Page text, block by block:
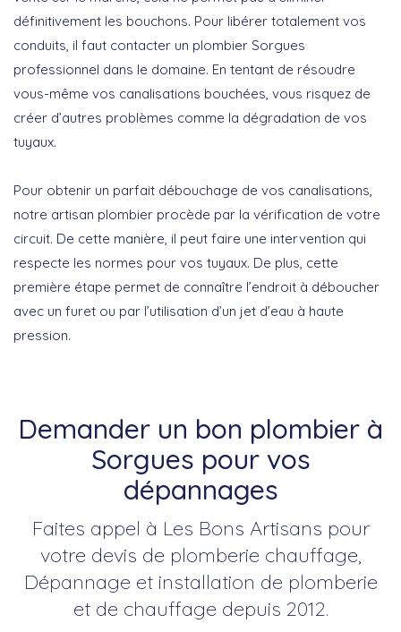
définitivement les bouchons. Pour libérer totalement vos
conduits, il faut contacter un plombier Sorgues
professionnel dans le domaine. En tentant de résoudre
vous-même vos canalisations bouchées, vous risquez de
créer d’autres problèmes comme la dégradation de vos
tuyaux.
Pour obtenir un parfait débouchage de vos canalisations,
notre artisan plombier procède par la vérification de votre
circuit. De cette manière, il peut faire une intervention qui
respecte les normes pour vos tuyaux. De plus, cette
première étape permet de connaître l’endroit à déboucher
avec un furet ou par l’utilisation d’un jet d’eau à haute
pression.
Demander un bon plombier à
Sorgues pour vos
dépannages
Faites appel à Les Bons Artisans pour
votre devis de plomberie chauffage,
Dépannage et installation de plomberie
et de chauffage depuis 2012.